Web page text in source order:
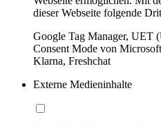
dieser Webseite folgende
Google Tag Manager, UET
Consent Mode von
Klarna, Freshchat
Externe Medieninhalte